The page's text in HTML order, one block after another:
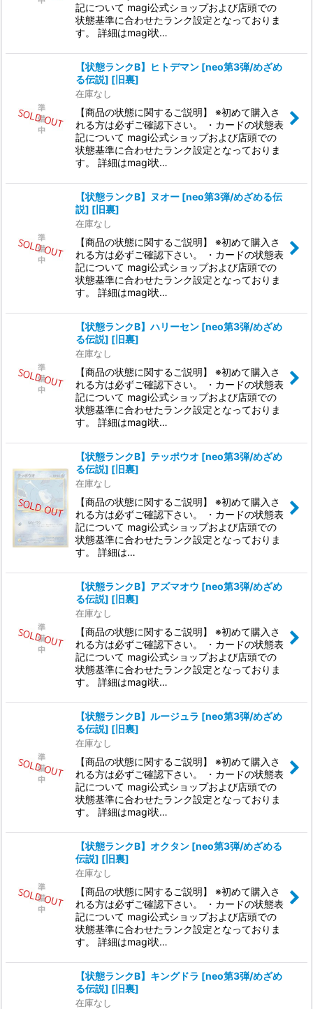
記について magi公式ショップおよび店頭での
状態基準に合わせたランク設定となっておりま
す。 詳細はmagi状…
【状態ランクB】ヒトデマン [neo第3弾/めざめ
る伝説] [旧裏]
在庫なし
【商品の状態に関するご説明】 ※初めて購入さ
れる方は必ずご確認下さい。 ・カードの状態表
記について magi公式ショップおよび店頭での
状態基準に合わせたランク設定となっておりま
す。 詳細はmagi状…
【状態ランクB】ヌオー [neo第3弾/めざめる伝
説] [旧裏]
在庫なし
【商品の状態に関するご説明】 ※初めて購入さ
れる方は必ずご確認下さい。 ・カードの状態表
記について magi公式ショップおよび店頭での
状態基準に合わせたランク設定となっておりま
す。 詳細はmagi状…
【状態ランクB】ハリーセン [neo第3弾/めざめ
る伝説] [旧裏]
在庫なし
【商品の状態に関するご説明】 ※初めて購入さ
れる方は必ずご確認下さい。 ・カードの状態表
記について magi公式ショップおよび店頭での
状態基準に合わせたランク設定となっておりま
す。 詳細はmagi状…
【状態ランクB】テッポウオ [neo第3弾/めざめ
る伝説] [旧裏]
在庫なし
【商品の状態に関するご説明】 ※初めて購入さ
れる方は必ずご確認下さい。 ・カードの状態表
記について magi公式ショップおよび店頭での
状態基準に合わせたランク設定となっておりま
す。 詳細は…
【状態ランクB】アズマオウ [neo第3弾/めざめ
る伝説] [旧裏]
在庫なし
【商品の状態に関するご説明】 ※初めて購入さ
れる方は必ずご確認下さい。 ・カードの状態表
記について magi公式ショップおよび店頭での
状態基準に合わせたランク設定となっておりま
す。 詳細はmagi状…
【状態ランクB】ルージュラ [neo第3弾/めざめ
る伝説] [旧裏]
在庫なし
【商品の状態に関するご説明】 ※初めて購入さ
れる方は必ずご確認下さい。 ・カードの状態表
記について magi公式ショップおよび店頭での
状態基準に合わせたランク設定となっておりま
す。 詳細はmagi状…
【状態ランクB】オクタン [neo第3弾/めざめる
伝説] [旧裏]
在庫なし
【商品の状態に関するご説明】 ※初めて購入さ
れる方は必ずご確認下さい。 ・カードの状態表
記について magi公式ショップおよび店頭での
状態基準に合わせたランク設定となっておりま
す。 詳細はmagi状…
【状態ランクB】キングドラ [neo第3弾/めざめ
る伝説] [旧裏]
在庫なし